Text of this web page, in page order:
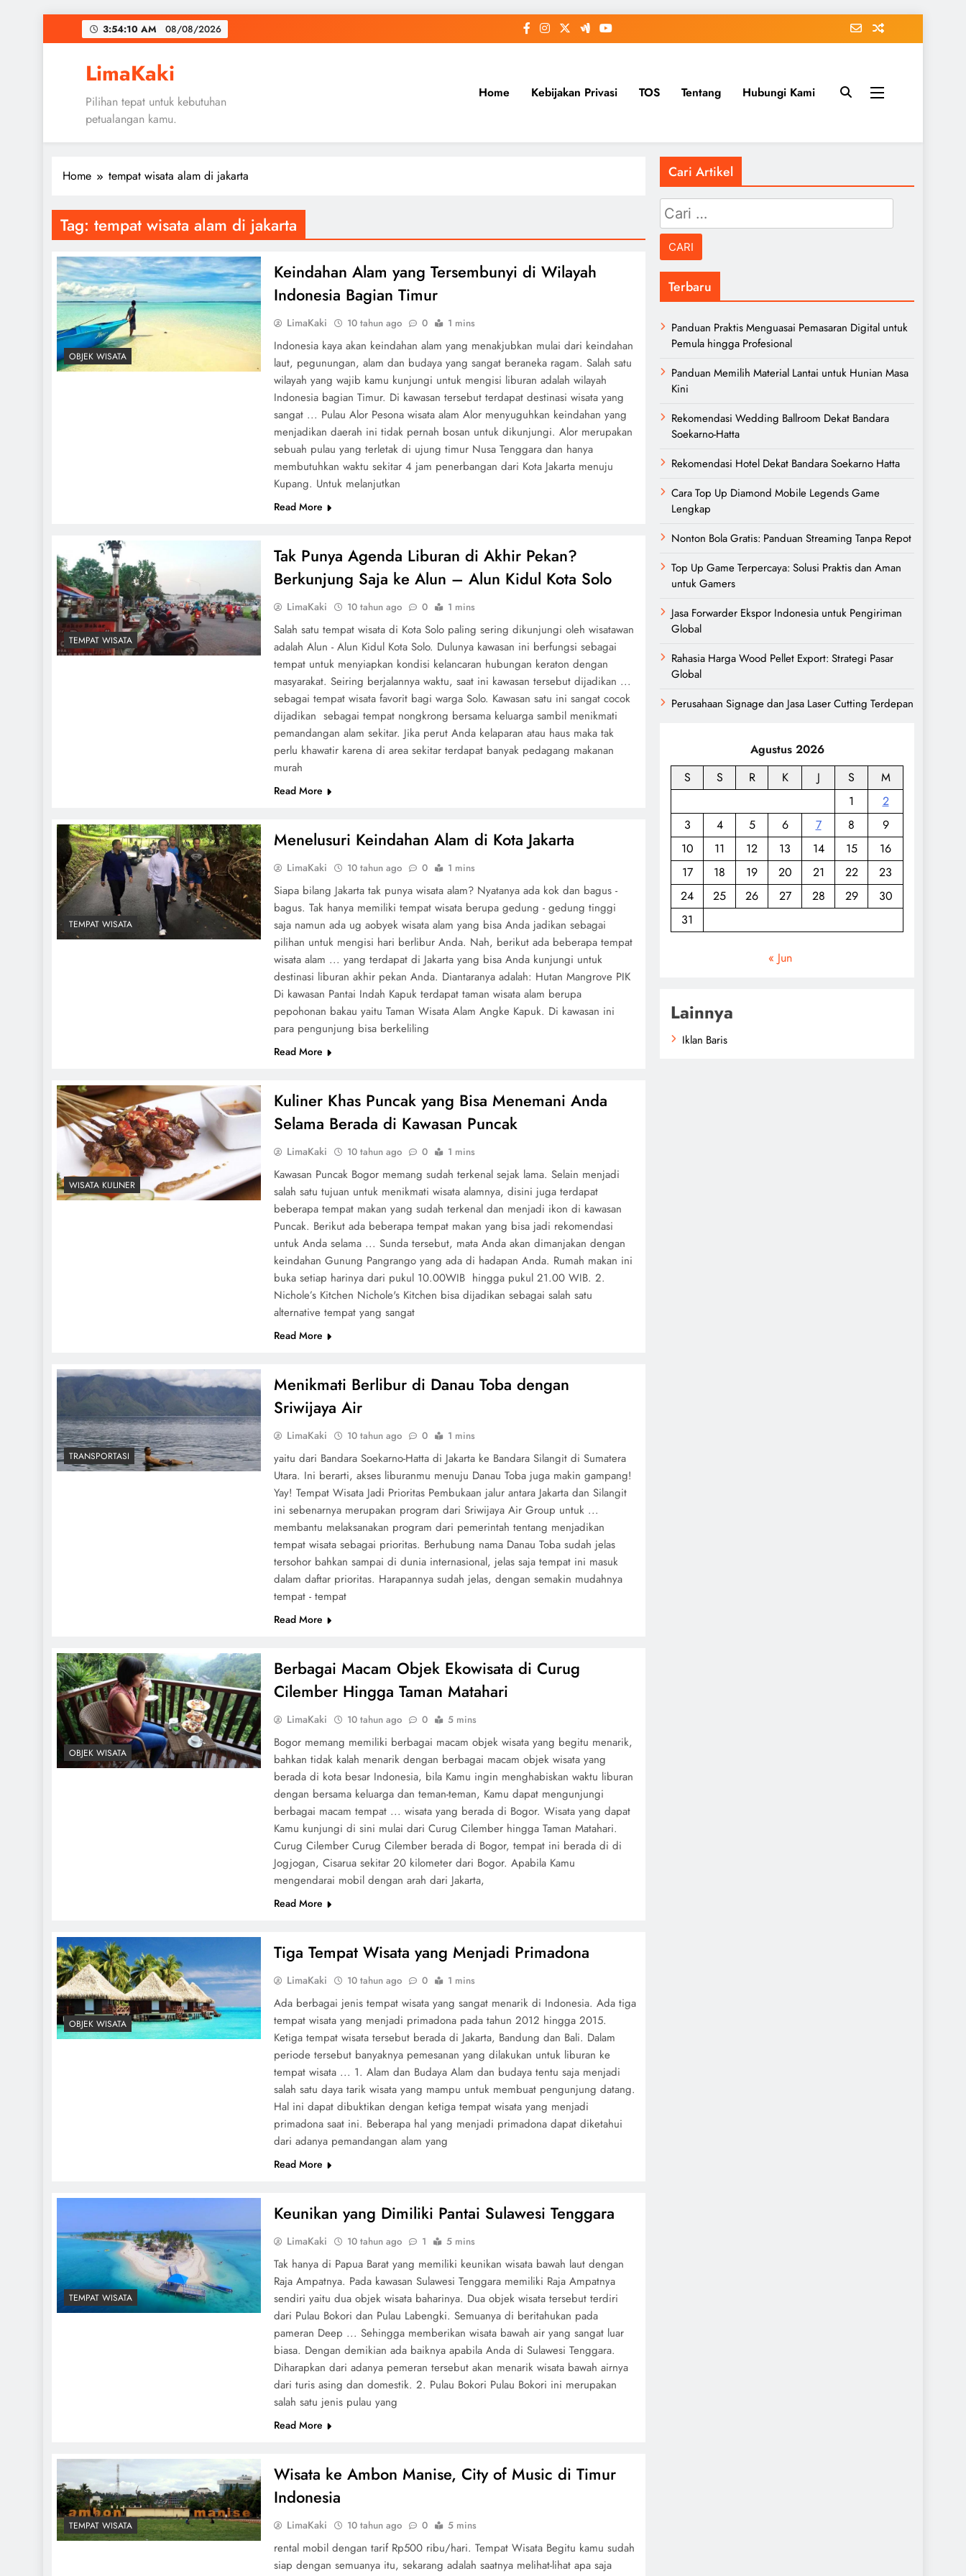
to
3:54:11 AM 08/08/2026
LimaKaki
Pilihan tepat untuk kebutuhan
petualangan kamu.
Home Kebijakan Privasi TOS Tentang Hubungi Kami
Home tempat wisata alam di jakarta
Tag: tempat wisata alam di jakarta
OBJEK WISATA
Keindahan Alam yang Tersembunyi di Wilayah
Indonesia Bagian Timur
LimaKaki 10 tahun ago 0 1 mins
Indonesia kaya akan keindahan alam yang menakjubkan mulai dari keindahan
laut, pegunungan, alam dan budaya yang sangat beraneka ragam. Salah satu
wilayah yang wajib kamu kunjungi untuk mengisi liburan adalah wilayah
Indonesia bagian Timur. Di kawasan tersebut terdapat destinasi wisata yang
sangat ... Pulau Alor Pesona wisata alam Alor menyuguhkan keindahan yang
menjadikan daerah ini tidak pernah bosan untuk dikunjungi. Alor merupakan
sebuah pulau yang terletak di ujung timur Nusa Tenggara dan hanya
membutuhkan waktu sekitar 4 jam penerbangan dari Kota Jakarta menuju
Kupang. Untuk melanjutkan
Read More
TEMPAT WISATA
Tak Punya Agenda Liburan di Akhir Pekan?
Berkunjung Saja ke Alun – Alun Kidul Kota Solo
LimaKaki 10 tahun ago 0 1 mins
Salah satu tempat wisata di Kota Solo paling sering dikunjungi oleh wisatawan
adalah Alun - Alun Kidul Kota Solo. Dulunya kawasan ini berfungsi sebagai
tempat untuk menyiapkan kondisi kelancaran hubungan keraton dengan
masyarakat. Seiring berjalannya waktu, saat ini kawasan tersebut dijadikan ...
sebagai tempat wisata favorit bagi warga Solo. Kawasan satu ini sangat cocok
dijadikan sebagai tempat nongkrong bersama keluarga sambil menikmati
pemandangan alam sekitar. Jika perut Anda kelaparan atau haus maka tak
perlu khawatir karena di area sekitar terdapat banyak pedagang makanan
murah
Read More
TEMPAT WISATA
Menelusuri Keindahan Alam di Kota Jakarta
LimaKaki 10 tahun ago 0 1 mins
Siapa bilang Jakarta tak punya wisata alam? Nyatanya ada kok dan bagus -
bagus. Tak hanya memiliki tempat wisata berupa gedung - gedung tinggi
saja namun ada ug aobyek wisata alam yang bisa Anda jadikan sebagai
pilihan untuk mengisi hari berlibur Anda. Nah, berikut ada beberapa tempat
wisata alam ... yang terdapat di Jakarta yang bisa Anda kunjungi untuk
destinasi liburan akhir pekan Anda. Diantaranya adalah: Hutan Mangrove PIK
Di kawasan Pantai Indah Kapuk terdapat taman wisata alam berupa
pepohonan bakau yaitu Taman Wisata Alam Angke Kapuk. Di kawasan ini
para pengunjung bisa berkeliling
Read More
WISATA KULINER
Kuliner Khas Puncak yang Bisa Menemani Anda
Selama Berada di Kawasan Puncak
LimaKaki 10 tahun ago 0 1 mins
Kawasan Puncak Bogor memang sudah terkenal sejak lama. Selain menjadi
salah satu tujuan untuk menikmati wisata alamnya, disini juga terdapat
beberapa tempat makan yang sudah terkenal dan menjadi ikon di kawasan
Puncak. Berikut ada beberapa tempat makan yang bisa jadi rekomendasi
untuk Anda selama ... Sunda tersebut, mata Anda akan dimanjakan dengan
keindahan Gunung Pangrango yang ada di hadapan Anda. Rumah makan ini
buka setiap harinya dari pukul 10.00WIB hingga pukul 21.00 WIB. 2.
Nichole’s Kitchen Nichole's Kitchen bisa dijadikan sebagai salah satu
alternative tempat yang sangat
Read More
TRANSPORTASI
Menikmati Berlibur di Danau Toba dengan
Sriwijaya Air
LimaKaki 10 tahun ago 0 1 mins
yaitu dari Bandara Soekarno-Hatta di Jakarta ke Bandara Silangit di Sumatera
Utara. Ini berarti, akses liburanmu menuju Danau Toba juga makin gampang!
Yay! Tempat Wisata Jadi Prioritas Pembukaan jalur antara Jakarta dan Silangit
ini sebenarnya merupakan program dari Sriwijaya Air Group untuk ...
membantu melaksanakan program dari pemerintah tentang menjadikan
tempat wisata sebagai prioritas. Berhubung nama Danau Toba sudah jelas
tersohor bahkan sampai di dunia internasional, jelas saja tempat ini masuk
dalam daftar prioritas. Harapannya sudah jelas, dengan semakin mudahnya
tempat - tempat
Read More
OBJEK WISATA
Berbagai Macam Objek Ekowisata di Curug
Cilember Hingga Taman Matahari
LimaKaki 10 tahun ago 0 5 mins
Bogor memang memiliki berbagai macam objek wisata yang begitu menarik,
bahkan tidak kalah menarik dengan berbagai macam objek wisata yang
berada di kota besar Indonesia, bila Kamu ingin menghabiskan waktu liburan
dengan bersama keluarga dan teman-teman, Kamu dapat mengunjungi
berbagai macam tempat ... wisata yang berada di Bogor. Wisata yang dapat
Kamu kunjungi di sini mulai dari Curug Cilember hingga Taman Matahari.
Curug Cilember Curug Cilember berada di Bogor, tempat ini berada di di
Jogjogan, Cisarua sekitar 20 kilometer dari Bogor. Apabila Kamu
mengendarai mobil dengan arah dari Jakarta,
Read More
OBJEK WISATA
Tiga Tempat Wisata yang Menjadi Primadona
LimaKaki 10 tahun ago 0 1 mins
Ada berbagai jenis tempat wisata yang sangat menarik di Indonesia. Ada tiga
tempat wisata yang menjadi primadona pada tahun 2012 hingga 2015.
Ketiga tempat wisata tersebut berada di Jakarta, Bandung dan Bali. Dalam
periode tersebut banyaknya pemesanan yang dilakukan untuk liburan ke
tempat wisata ... 1. Alam dan Budaya Alam dan budaya tentu saja menjadi
salah satu daya tarik wisata yang mampu untuk membuat pengunjung datang.
Hal ini dapat dibuktikan dengan ketiga tempat wisata yang menjadi
primadona saat ini. Beberapa hal yang menjadi primadona dapat diketahui
dari adanya pemandangan alam yang
Read More
TEMPAT WISATA
Keunikan yang Dimiliki Pantai Sulawesi Tenggara
LimaKaki 10 tahun ago 1 5 mins
Tak hanya di Papua Barat yang memiliki keunikan wisata bawah laut dengan
Raja Ampatnya. Pada kawasan Sulawesi Tenggara memiliki Raja Ampatnya
sendiri yaitu dua objek wisata baharinya. Dua objek wisata tersebut terdiri
dari Pulau Bokori dan Pulau Labengki. Semuanya di beritahukan pada
pameran Deep ... Sehingga memberikan wisata bawah air yang sangat luar
biasa. Dengan demikian ada baiknya apabila Anda di Sulawesi Tenggara.
Diharapkan dari adanya pemeran tersebut akan menarik wisata bawah airnya
dari turis asing dan domestik. 2. Pulau Bokori Pulau Bokori ini merupakan
salah satu jenis pulau yang
Read More
TEMPAT WISATA
Wisata ke Ambon Manise, City of Music di Timur
Indonesia
LimaKaki 10 tahun ago 0 5 mins
rental mobil dengan tarif Rp500 ribu/hari. Tempat Wisata Begitu kamu sudah
siap dengan semuanya itu, sekarang adalah saatnya melihat-lihat apa saja
Cari Artikel
Cari
untuk:
Terbaru
Panduan Praktis Menguasai Pemasaran Digital untuk
Pemula hingga Profesional
Panduan Memilih Material Lantai untuk Hunian Masa
Kini
Rekomendasi Wedding Ballroom Dekat Bandara
Soekarno-Hatta
Rekomendasi Hotel Dekat Bandara Soekarno Hatta
Cara Top Up Diamond Mobile Legends Game
Lengkap
Nonton Bola Gratis: Panduan Streaming Tanpa Repot
Top Up Game Terpercaya: Solusi Praktis dan Aman
untuk Gamers
Jasa Forwarder Ekspor Indonesia untuk Pengiriman
Global
Rahasia Harga Wood Pellet Export: Strategi Pasar
Global
Perusahaan Signage dan Jasa Laser Cutting Terdepan
Agustus 2026
S
S R K J S
M
1
2
3
4 5 6 7 8
9
10
11 12 13 14 15
16
17
18 19 20 21 22
23
24
25 26 27 28 29
30
31
« Jun
Lainnya
Iklan Baris